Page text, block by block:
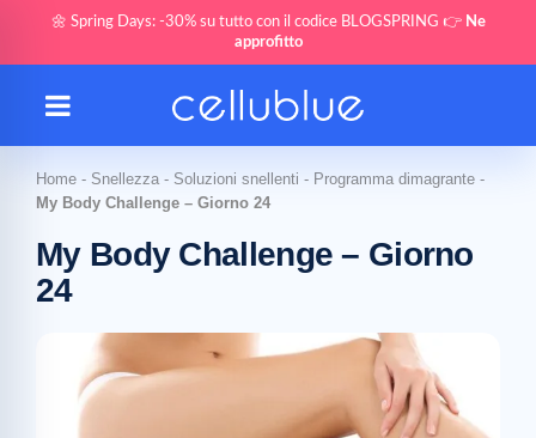
🌼 Spring Days: -30% su tutto con il codice BLOGSPRING 👉 Ne
approfitto
Home - Snellezza - Soluzioni snellenti - Programma dimagrante -
My Body Challenge – Giorno 24
My Body Challenge – Giorno
24